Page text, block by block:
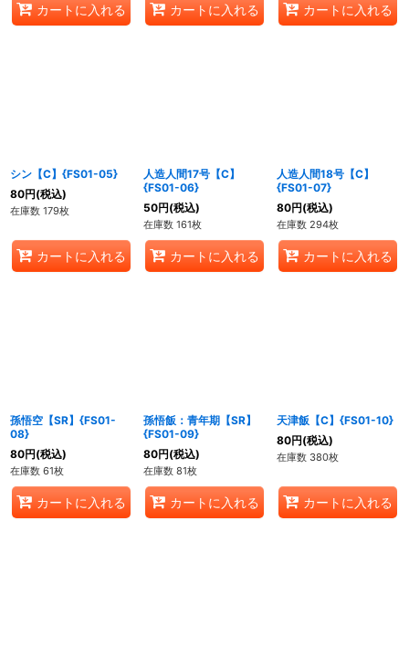
カートに入れる カートに入れる カートに入れる
シン【C】{FS01-05}
80円(税込)
在庫数 179枚
カートに入れる
人造人間17号【C】
{FS01-06}
50円(税込)
在庫数 161枚
カートに入れる
人造人間18号【C】
{FS01-07}
80円(税込)
在庫数 294枚
カートに入れる
孫悟空【SR】{FS01-
08}
80円(税込)
在庫数 61枚
カートに入れる
孫悟飯：青年期【SR】
{FS01-09}
80円(税込)
在庫数 81枚
カートに入れる
天津飯【C】{FS01-10}
80円(税込)
在庫数 380枚
カートに入れる